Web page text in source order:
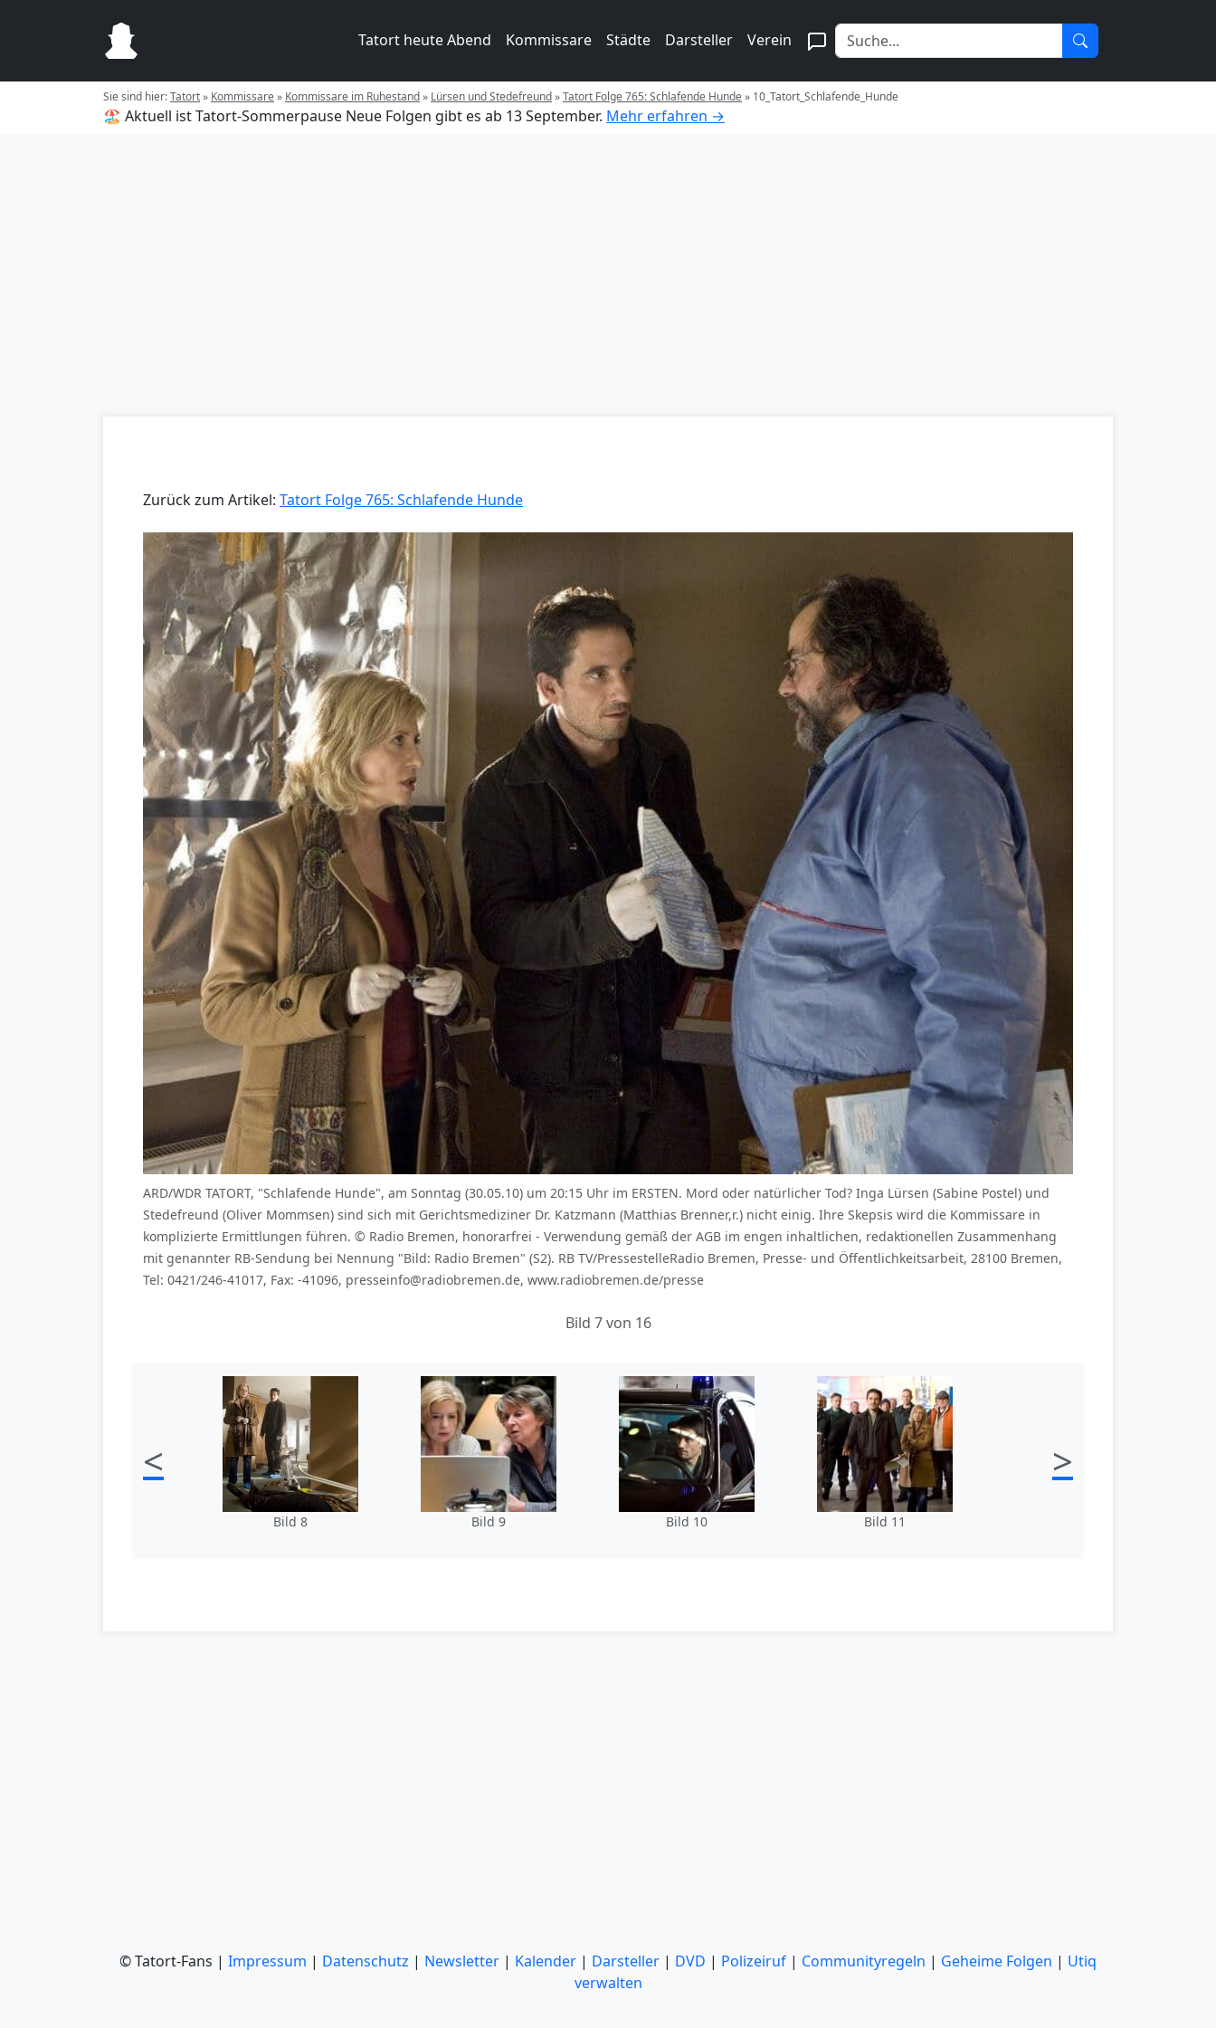
Tatort heute Abend Kommissare Städte Darsteller Verein
Sie sind hier:Tatort» Kommissare» Kommissare im Ruhestand» Lürsen und Stedefreund»Tatort Folge 765: Schlafende Hunde» 10_Tatort_Schlafende_Hunde
🏖️ Aktuell ist Tatort-Sommerpause Neue Folgen gibt es ab 13 September. Mehr erfahren →
Zurück zum Artikel: Tatort Folge 765: Schlafende Hunde
ARD/WDR TATORT, "Schlafende Hunde", am Sonntag (30.05.10) um 20:15 Uhr im ERSTEN. Mord oder natürlicher Tod? Inga Lürsen (Sabine Postel) und
Stedefreund (Oliver Mommsen) sind sich mit Gerichtsmediziner Dr. Katzmann (Matthias Brenner,r.) nicht einig. Ihre Skepsis wird die Kommissare in
komplizierte Ermittlungen führen. © Radio Bremen, honorarfrei - Verwendung gemäß der AGB im engen inhaltlichen, redaktionellen Zusammenhang
mit genannter RB-Sendung bei Nennung "Bild: Radio Bremen" (S2). RB TV/PressestelleRadio Bremen, Presse- und Öffentlichkeitsarbeit, 28100 Bremen,
Tel: 0421/246-41017, Fax: -41096, presseinfo@radiobremen.de, www.radiobremen.de/presse
Bild 7 von 16
<
Bild 8 Bild 9 Bild 10 Bild 11
>
© Tatort-Fans | Impressum | Datenschutz | Newsletter | Kalender | Darsteller | DVD | Polizeiruf | Communityregeln | Geheime Folgen | Utiq
verwalten